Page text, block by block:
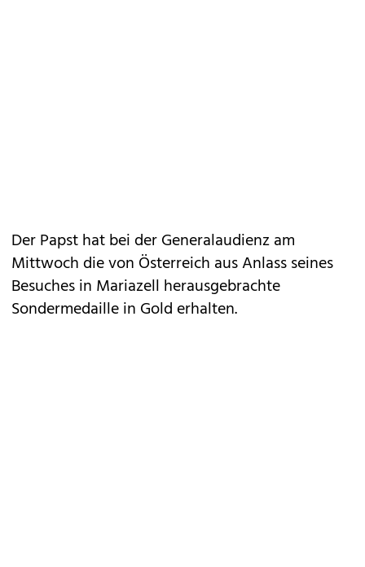
Der Papst hat bei der Generalaudienz am
Mittwoch die von Österreich aus Anlass seines
Besuches in Mariazell herausgebrachte
Sondermedaille in Gold erhalten.